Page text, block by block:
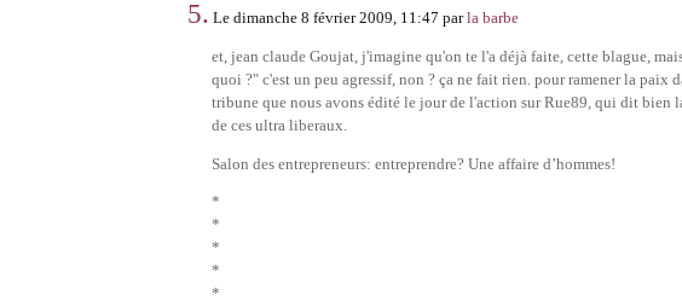
5. Le dimanche 8 février 2009, 11:47 parla barbe
et, jean claude Goujat, j'imagine qu'on te l'a déjà faite, cette blague,
quoi ?" c'est un peu agressif, non ? ça ne fait rien. pour ramener la paix
tribune que nous avons édité le jour de l'action sur Rue89, qui dit bien
de ces ultra liberaux.
Salon des entrepreneurs: entreprendre? Une affaire d’hommes!
*
*
*
*
*